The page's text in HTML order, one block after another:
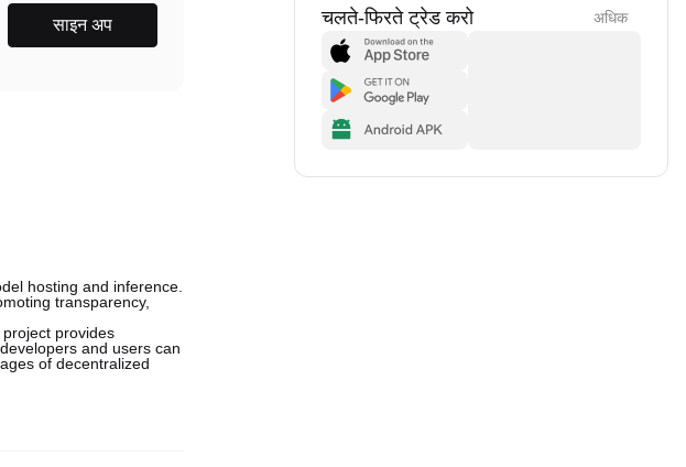
साइन अप
hosting and inference.
transparency,
provides
and users can
of decentralized
चलते-फिरते ट्रेड करो अधिक